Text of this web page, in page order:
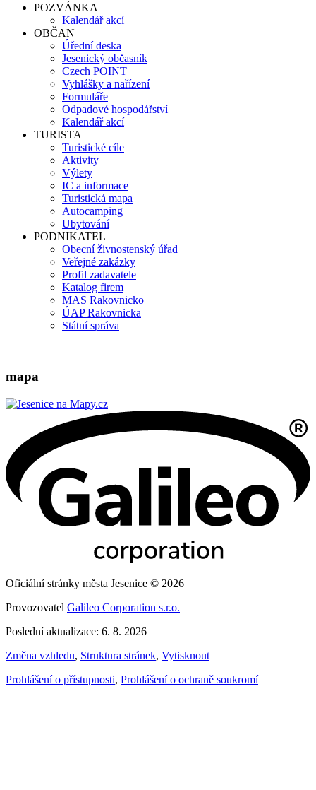
POZVÁNKA
Kalendář akcí
OBČAN
Úřední deska
Jesenický občasník
Czech POINT
Vyhlášky a nařízení
Formuláře
Odpadové hospodářství
Kalendář akcí
TURISTA
Turistické cíle
Aktivity
Výlety
IC a informace
Turistická mapa
Autocamping
Ubytování
PODNIKATEL
Obecní živnostenský úřad
Veřejné zakázky
Profil zadavatele
Katalog firem
MAS Rakovnicko
ÚAP Rakovnicka
Státní správa
mapa
Oficiální stránky města Jesenice © 2026
Provozovatel Galileo Corporation s.r.o.
Poslední aktualizace: 6. 8. 2026
Změna vzhledu, Struktura stránek, Vytisknout
Prohlášení o přístupnosti, Prohlášení o ochraně soukromí